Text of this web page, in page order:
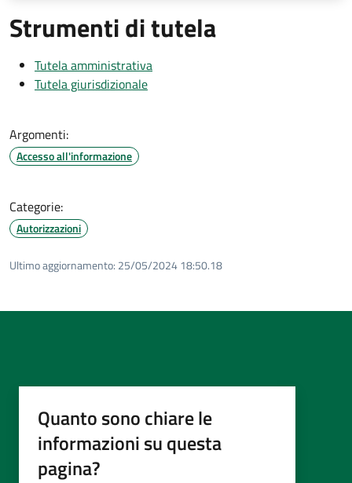
Strumenti di tutela
Tutela amministrativa
Tutela giurisdizionale
Argomenti:
Accesso all'informazione
Categorie:
Autorizzazioni
Ultimo aggiornamento: 25/05/2024 18:50.18
Quanto sono chiare le
informazioni su questa
pagina?